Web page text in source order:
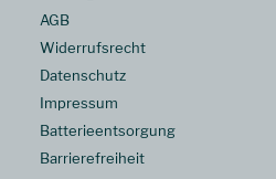
AGB
Widerrufsrecht
Datenschutz
Impressum
Batterieentsorgung
Barrierefreiheit